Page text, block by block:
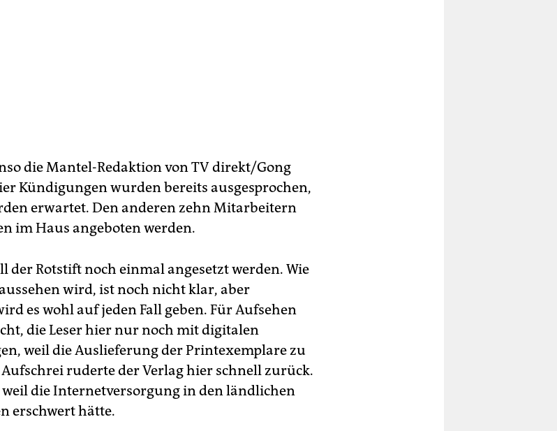
die Mantel-Redaktion von TV direkt/Gong
Kündigungen wurden bereits ausgesprochen,
erwartet. Den anderen zehn Mitarbeitern
im Haus angeboten werden.
der Rotstift noch einmal angesetzt werden. Wie
wird, ist noch nicht klar, aber
es wohl auf jeden Fall geben. Für Aufsehen
die Leser hier nur noch mit digitalen
weil die Auslieferung der Printexemplare zu
ruderte der Verlag hier schnell zurück.
die Internetversorgung in den ländlichen
erschwert hätte.